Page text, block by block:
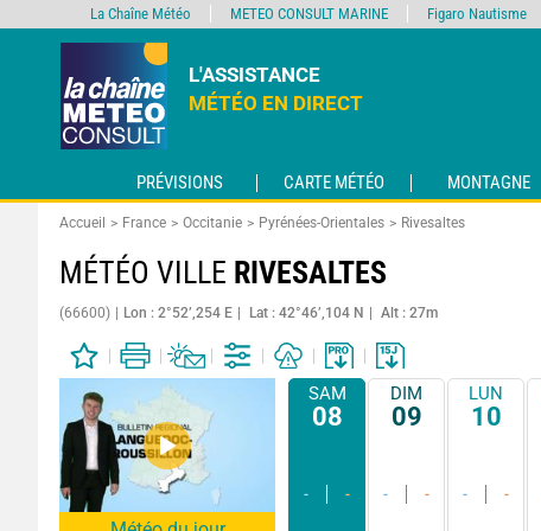
L'ASSISTANCE
MÉTÉO EN DIRECT
PRÉVISIONS CARTE MÉTÉO MONTAGNE
Accueil France Occitanie Pyrénées-Orientales Rivesaltes
MÉTÉO VILLE RIVESALTES
(66600) Lon : 2°52’,254 E Lat : 42°46’,104 N Alt : 27m
SAM
08
- -
DIM
09
- -
LUN
10
- -
La Chaîne Météo METEO CONSULT MARINE Figaro Nautisme